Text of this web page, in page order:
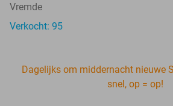
Vremde
Verkocht: 95
Dagelijks om middernacht nieuwe
snel, op = op!